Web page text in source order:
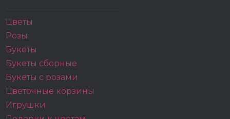
Цветы
Розы
Букеты
Букеты сборные
Букеты с розами
Цветочные корзины
Игрушки